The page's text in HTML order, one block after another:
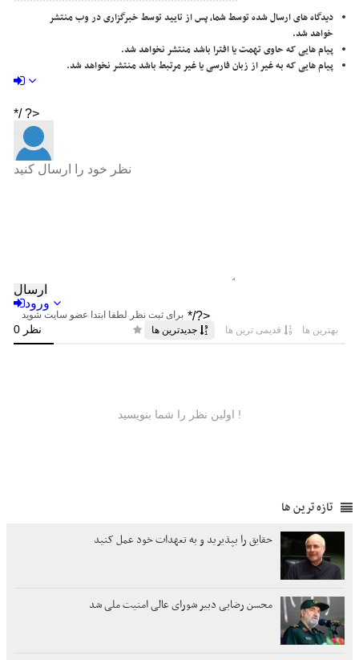
دیدگاه های ارسال شده توسط شما، پس از تایید توسط خبرگزاری در وب منتشر
خواهد شد.
پیام هایی که حاوی تهمت یا افترا باشد منتشر نخواهد شد.
پیام هایی که به غیر از زبان فارسی یا غیر مرتبط باشد منتشر نخواهد شد.
تازه ترین ها
حقایق را بپذیرید و به تعهدات خود عمل کنید
محسن رضایی دبیر شورای عالی امنیت ملی شد